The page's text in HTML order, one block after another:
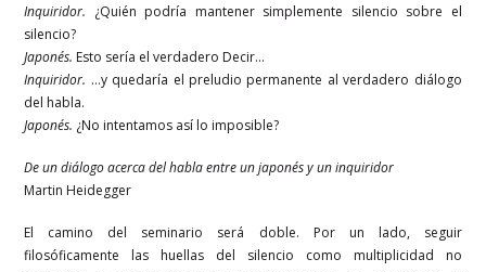
Inquiridor. ¿Quién podría mantener simplemente silencio sobre el
silencio?
Japonés. Esto sería el verdadero Decir…
Inquiridor. …y quedaría el preludio permanente al verdadero diálogo
del habla.
Japonés. ¿No intentamos así lo imposible?
De un diálogo acerca del habla entre un japonés y un inquiridor
Martin Heidegger
El camino del seminario será doble. Por un lado, seguir
filosóficamente las huellas del silencio como multiplicidad no